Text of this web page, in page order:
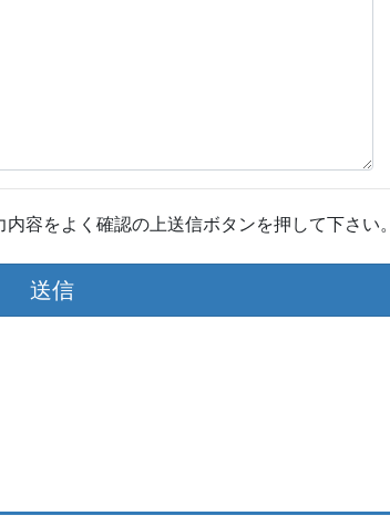
容をよく確認の上送信ボタンを押して下さい。